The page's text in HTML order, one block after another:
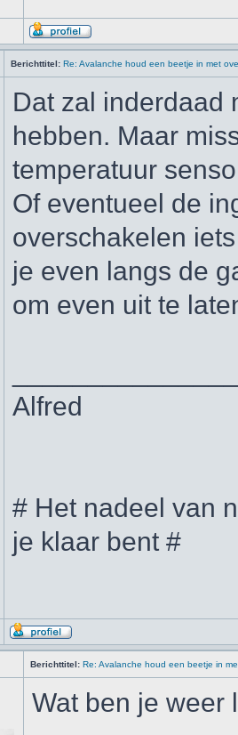
Berichttitel: Re: Avalanche houd een beetje in met
Dat zal inderdaad
hebben. Maar
temperatuur
Of eventueel de
overschakelen
je even langs de
om even uit te
Alfred
# Het nadeel van
je klaar bent #
Berichttitel: Re: Avalanche houd een beetje in
Wat ben je weer